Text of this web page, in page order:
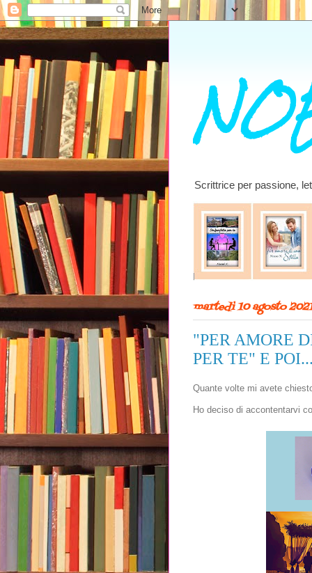
Scrittrice per passione,
martedì 10 agosto
"PER AMORE
PER TE" E
Quante volte mi avete
Ho deciso di accontentarvi